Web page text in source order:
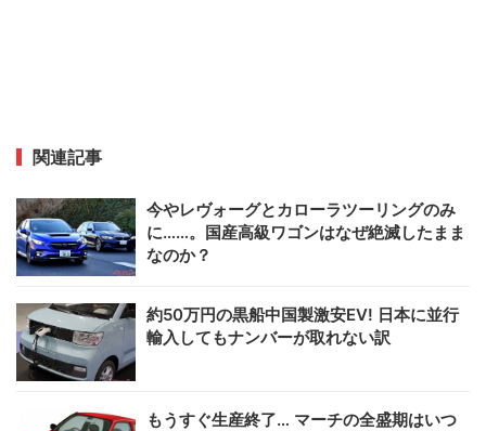
関連記事
今やレヴォーグとカローラツーリングのみ
に……。国産高級ワゴンはなぜ絶滅したまま
なのか？
約50万円の黒船中国製激安EV! 日本に並行
輸入してもナンバーが取れない訳
もうすぐ生産終了… マーチの全盛期はいつ